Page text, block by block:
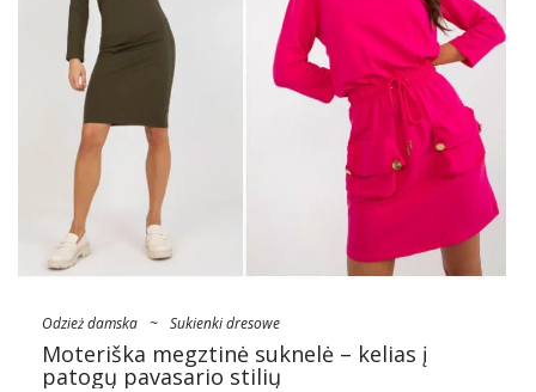
Odzież damska ~ Sukienki dresowe
Moteriška megztinė suknelė – kelias į
patogų pavasario stilių